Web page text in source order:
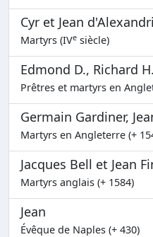
Cyr et Jean
Martyrs (IVe siècle)
Edmond D., Richard
Prêtres et martyrs en
Germain Gardiner,
Martyrs en Angleterre (+
Jacques Bell et Jean
Martyrs anglais (+ 1584)
Jean
Évêque de Naples (+ 430)